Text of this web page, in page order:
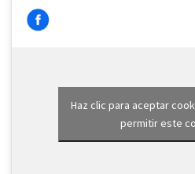
Haz clic para aceptar
permitir este